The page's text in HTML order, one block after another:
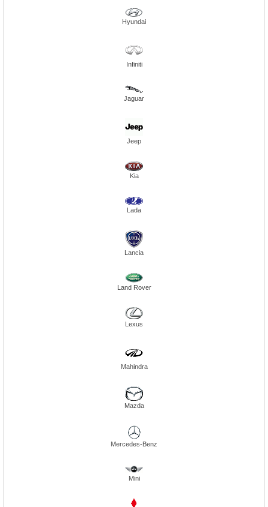
Hyundai
Infiniti
Jaguar
Jeep
Kia
Lada
Lancia
Land Rover
Lexus
Mahindra
Mazda
Mercedes-Benz
Mini